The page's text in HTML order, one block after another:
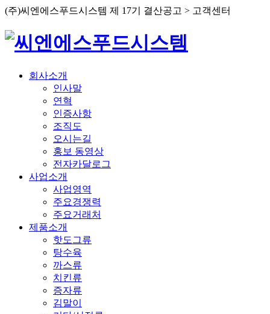
(주)씨엔에스푸드시스템 제 17기 결산공고 > 고객센터
회사소개
인사말
연혁
인증사항
조직도
오시는길
홍보 동영상
전자카달로그
사업소개
사업영역
주요경쟁력
주요거래처
제품소개
핫도그류
탕수육
까스류
치킨류
증자류
김말이